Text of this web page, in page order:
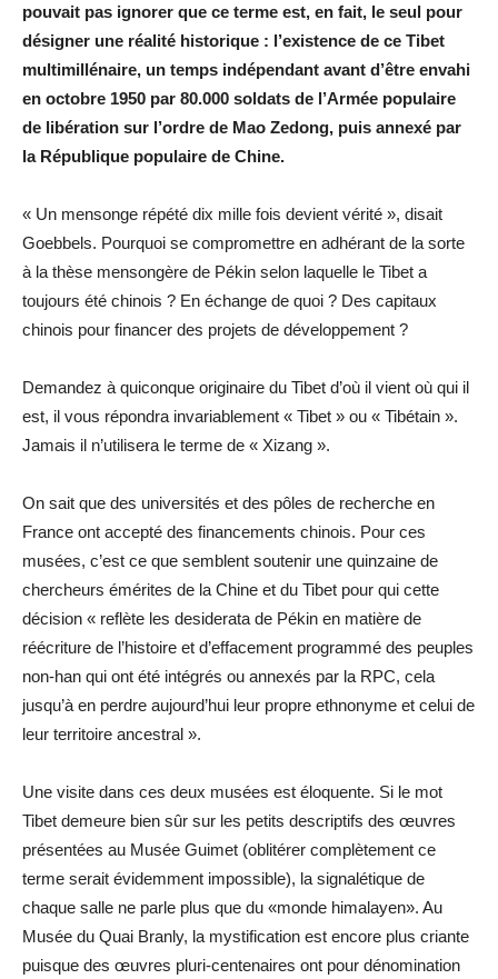
pouvait pas ignorer que ce terme est, en fait, le seul pour
désigner une réalité historique : l’existence de ce Tibet
multimillénaire, un temps indépendant avant d’être envahi
en octobre 1950 par 80.000 soldats de l’Armée populaire
de libération sur l’ordre de Mao Zedong, puis annexé par
la République populaire de Chine.
« Un mensonge répété dix mille fois devient vérité », disait
Goebbels. Pourquoi se compromettre en adhérant de la sorte
à la thèse mensongère de Pékin selon laquelle le Tibet a
toujours été chinois ? En échange de quoi ? Des capitaux
chinois pour financer des projets de développement ?
Demandez à quiconque originaire du Tibet d’où il vient où qui il
est, il vous répondra invariablement « Tibet » ou « Tibétain ».
Jamais il n’utilisera le terme de « Xizang ».
On sait que des universités et des pôles de recherche en
France ont accepté des financements chinois. Pour ces
musées, c’est ce que semblent soutenir une quinzaine de
chercheurs émérites de la Chine et du Tibet pour qui cette
décision « reflète les desiderata de Pékin en matière de
réécriture de l’histoire et d’effacement programmé des peuples
non-han qui ont été intégrés ou annexés par la RPC, cela
jusqu’à en perdre aujourd’hui leur propre ethnonyme et celui de
leur territoire ancestral ».
Une visite dans ces deux musées est éloquente. Si le mot
Tibet demeure bien sûr sur les petits descriptifs des œuvres
présentées au Musée Guimet (oblitérer complètement ce
terme serait évidemment impossible), la signalétique de
chaque salle ne parle plus que du «monde himalayen». Au
Musée du Quai Branly, la mystification est encore plus criante
puisque des œuvres pluri-centenaires ont pour dénomination